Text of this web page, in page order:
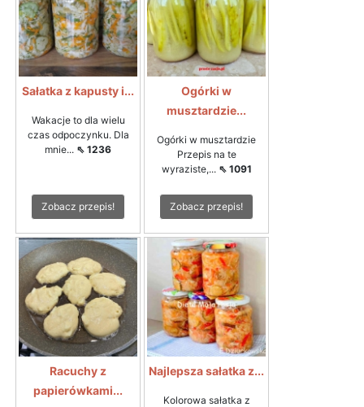
Sałatka z kapusty i...
Wakacje to dla wielu
czas odpoczynku. Dla
mnie... ⇖ 1236
Zobacz przepis!
Ogórki w
musztardzie...
Ogórki w musztardzie
Przepis na te
wyraziste,... ⇖ 1091
Zobacz przepis!
Racuchy z
papierówkami...
Najlepsza sałatka z...
Kolorowa sałatka z